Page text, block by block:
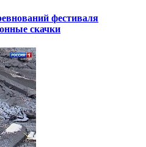
фестиваля
скачки